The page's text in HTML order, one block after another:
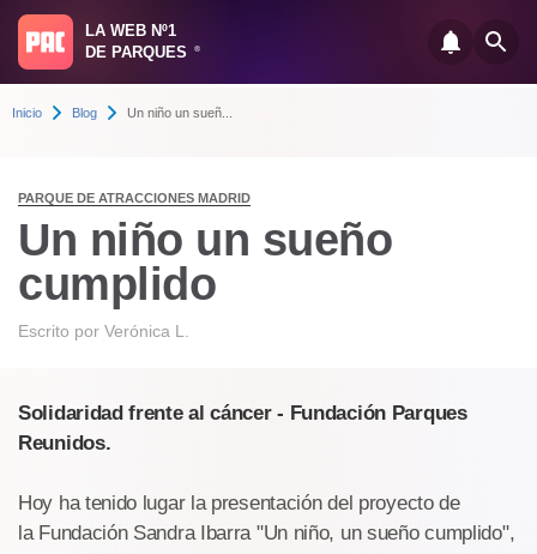
LA WEB Nº1
DE PARQUES
®
Inicio Blog Un niño un sueñ...
PARQUE DE ATRACCIONES MADRID
Un niño un sueño
cumplido
Escrito por Verónica L.
Solidaridad frente al cáncer - Fundación Parques
Reunidos.
Hoy ha tenido lugar la presentación del proyecto de
la Fundación Sandra Ibarra "Un niño, un sueño cumplido",